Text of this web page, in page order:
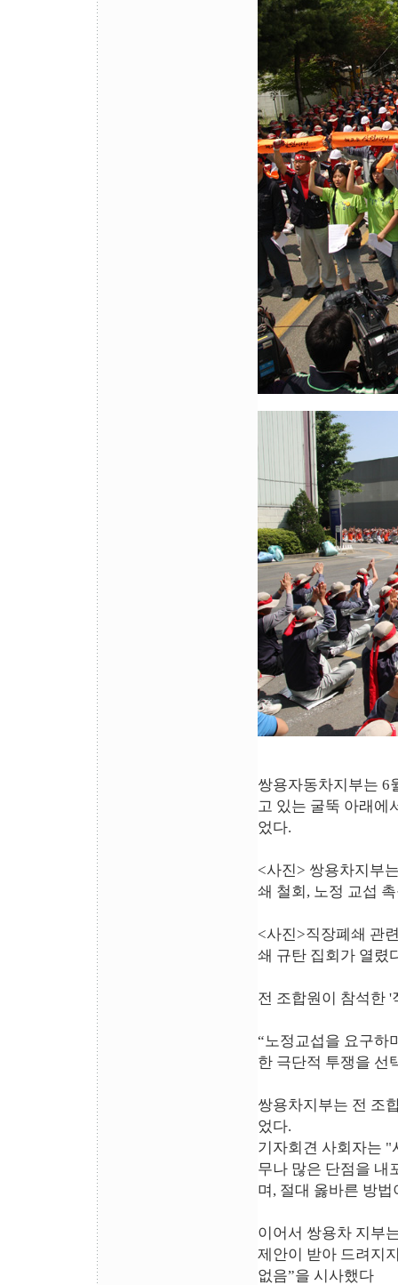
쌍용자동차지부는 6
고 있는 굴뚝 아래에
었다.
<사진> 쌍용차지부
쇄 철회, 노정 교섭
<사진>직장폐쇄 관
쇄 규탄 집회가 열렸
전 조합원이 참석한
“노정교섭을 요구하
한 극단적 투쟁을 선
쌍용차지부는 전 조
었다.
기자회견 사회자는 "
무나 많은 단점을 내
며, 절대 옳바른 방
이어서 쌍용차 지부
제안이 받아 드려지
없음”을 시사했다